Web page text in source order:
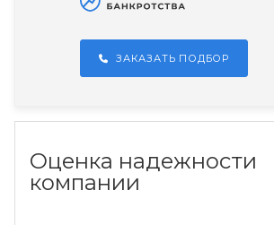
ЗАКАЗАТЬ ПОДБОР
Оценка надежности
компании